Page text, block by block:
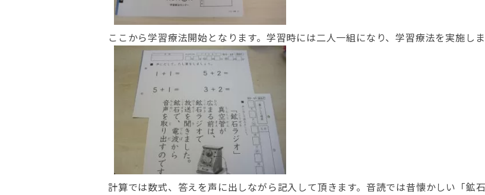
ここから学習療法開始となります。学習時には二人一組になり、学習療法を実施しま
計算では数式、答えを声に出しながら記入して頂きます。音読では昔懐かしい「鉱